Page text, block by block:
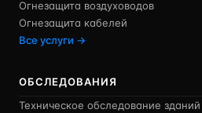
Огнезащита воздуховодов
Огнезащита кабелей
Все услуги →
ОБСЛЕДОВАНИЯ
Техническое обследование зданий